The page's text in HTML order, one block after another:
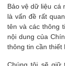
Bảo vệ dữ liệu cá
là vấn đề rất
tên và các thông
nội dung của
thông tin cần thiết
Chúng tôi sẽ giữ